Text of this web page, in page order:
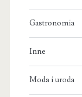
Gastronomia
Inne
Moda i uroda